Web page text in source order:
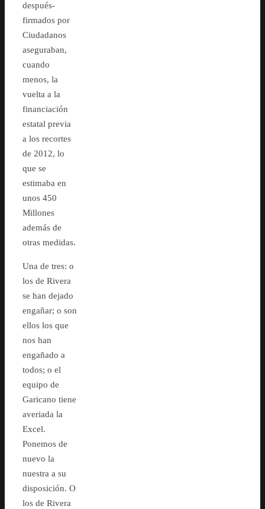
después-
firmados por
Ciudadanos
aseguraban,
cuando
menos, la
vuelta a la
financiación
estatal previa
a los recortes
de 2012, lo
que se
estimaba en
unos 450
Millones
además de
otras medidas.
Una de tres: o
los de Rivera
se han dejado
engañar; o son
ellos los que
nos han
engañado a
todos; o el
equipo de
Garicano tiene
averiada la
Excel.
Ponemos de
nuevo la
nuestra a su
disposición. O
los de Rivera